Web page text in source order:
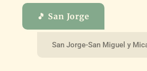
🎵 San Jorge
San Jorge-San Miguel y